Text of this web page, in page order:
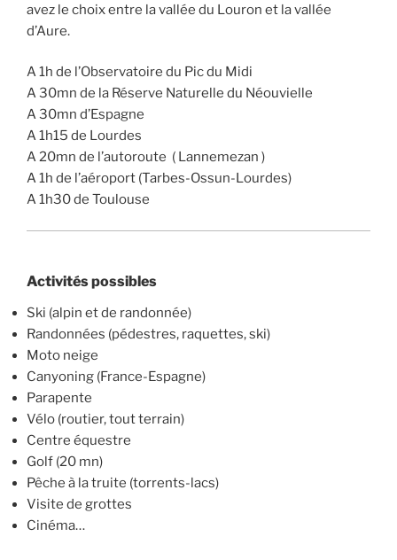
avez le choix entre la vallée du Louron et la vallée
d’Aure.
A 1h de l’Observatoire du Pic du Midi
A 30mn de la Réserve Naturelle du Néouvielle
A 30mn d’Espagne
A 1h15 de Lourdes
A 20mn de l’autoroute ( Lannemezan )
A 1h de l’aéroport (Tarbes-Ossun-Lourdes)
A 1h30 de Toulouse
Activités possibles
Ski (alpin et de randonnée)
Randonnées (pédestres, raquettes, ski)
Moto neige
Canyoning (France-Espagne)
Parapente
Vélo (routier, tout terrain)
Centre équestre
Golf (20 mn)
Pêche à la truite (torrents-lacs)
Visite de grottes
Cinéma…